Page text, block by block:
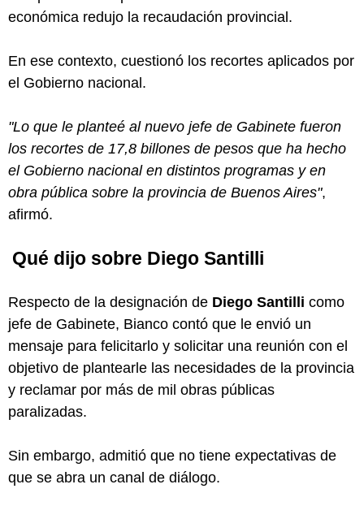
económica redujo la recaudación provincial.
En ese contexto, cuestionó los recortes aplicados por
el Gobierno nacional.
"Lo que le planteé al nuevo jefe de Gabinete fueron
los recortes de 17,8 billones de pesos que ha hecho
el Gobierno nacional en distintos programas y en
obra pública sobre la provincia de Buenos Aires",
afirmó.
Qué dijo sobre Diego Santilli
Respecto de la designación de Diego Santilli como
jefe de Gabinete, Bianco contó que le envió un
mensaje para felicitarlo y solicitar una reunión con el
objetivo de plantearle las necesidades de la provincia
y reclamar por más de mil obras públicas
paralizadas.
Sin embargo, admitió que no tiene expectativas de
que se abra un canal de diálogo.